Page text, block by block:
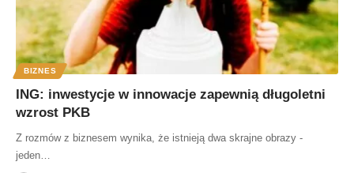
BIZNES
ING: inwestycje w innowacje zapewnią długoletni
wzrost PKB
Z rozmów z biznesem wynika, że istnieją dwa skrajne obrazy -
jeden